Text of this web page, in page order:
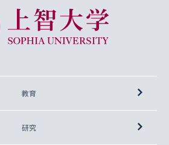
学 Sophia University
教育
研究